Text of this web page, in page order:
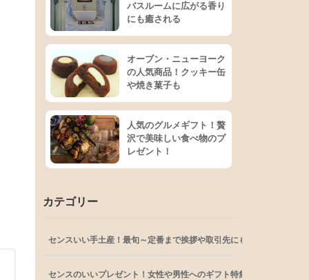
バスルームに広がる香り
にも癒される
オーブン・ニューヨーク
の人気商品！クッキー缶
や焼き菓子も
人気のグルメギフト！贅
沢で美味しい食べ物のプ
レゼント！
カテゴリー
センスいい手土産！最旬～定番まで挨拶や取引先にも
センスのいいプレゼント！女性や男性へのギフト特集